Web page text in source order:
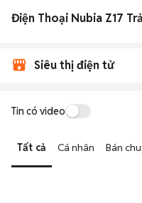
Điện Thoại Nubia Z17
Siêu thị điện tử
Tin có video
Tất cả Cá nhân Bán